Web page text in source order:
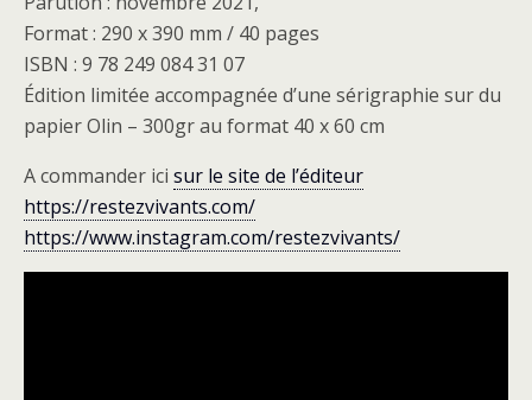
Format : 290 x 390 mm / 40 pages
ISBN : 9 78 249 084 31 07
Édition limitée accompagnée d’une sérigraphie sur du
papier Olin – 300gr au format 40 x 60 cm
A commander ici sur le site de l’éditeur
https://restezvivants.com/
https://www.instagram.com/restezvivants/